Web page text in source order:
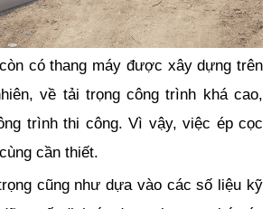
có thang máy được xây dựng trên
về tải trọng công trình khá cao,
trình thi công. Vì vậy, việc ép cọc
cần thiết.
cũng như dựa vào các số liệu kỹ